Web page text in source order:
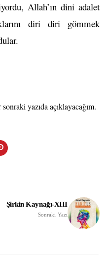
Allah’ın dini adalet
diri diri gömmek
yazıda açıklayacağım.
Şirkin Kaynağı-XIII
Sonraki Yazı